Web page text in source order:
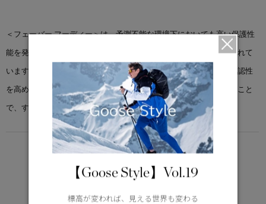
＜フェーバー フーディー＞は、予測不能な環境下においても高い保護性
能を発揮する、ソフトな肌触りのアクリマリュクスを使用して作られて
います。通気性を高めるために前後にベンチレーションを設け、視認性
を高めるためにリフレクターを使用。ポケットをあえて少なくすること
で、すっきりとしたデザインに仕上げています。
LIGHTWEIGHT
アクティブな活動に適した軽さ
Learn more about TEI
【Goose Style】Vol.19
標高が変われば、見える世界も変わる